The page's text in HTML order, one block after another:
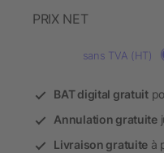
PRIX NET
sans TVA (HT)
BAT digital gratuit
Annulation gratuite
Livraison gratuite à